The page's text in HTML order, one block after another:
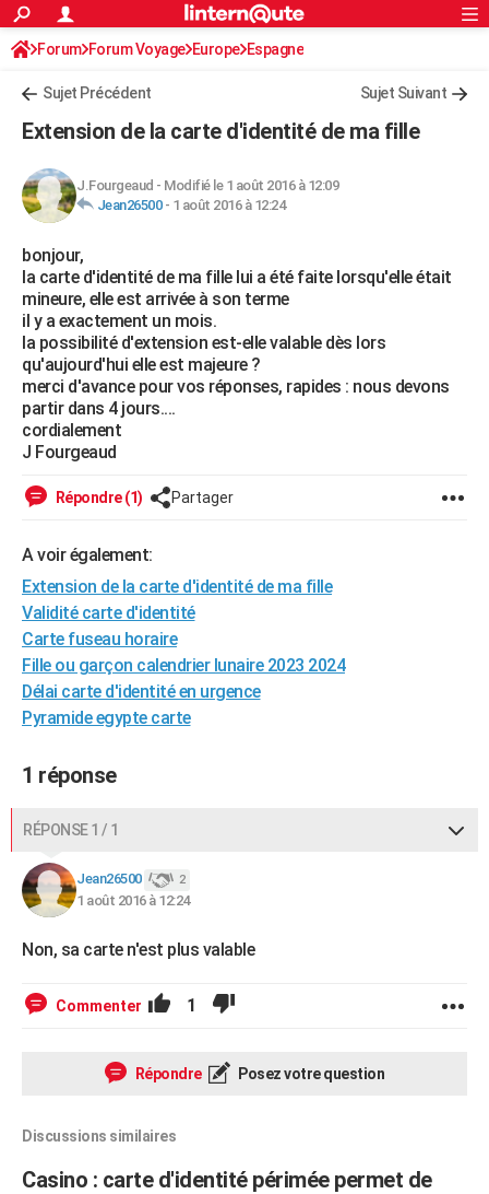
ACTUALITÉS
Politique
Société
Faits Divers
Education
Monde
Villes
+
Retraite
Impôts
Epargne
Immobilier
Risques naturels par ville
Banque
Assurance
Crédit
AUTO
HIGH-TECH
Mobiles
Meilleur smartphone
Internet
Ordinateurs
Jeux vidéo
Guide high-tech
+BRICOLAGE
Forum
Aménagement intérieur
Extérieur
Cuisine
Salle de bains
Jardinage
Rangement
WEEK-END
Guides de France
Escapades
Patrimoine
Expositions
Musées
Week-end nature
LIFESTYLE
Art de vivre
Bien-être
Loisirs
ModeModes de vie
SANTE
Alimentation
Guide de la santé
Maladies
Médicaments
Sommeil
Destinations
City break
Voyage nature
Voyage de noces
Forum
Climat
GUIDES D'ACHAT
BONS PLANS
CARTE DE VOEUX
Carte de Noël
Carte Bonne année
Carte Saint-Valentin
Carte Pâques
Carte d'anniversaire
DICTIONNAIRE
Dictionnaire
Biographies
Citations
Expressions
Proverbes
COPAINS D'AVANT
S'inscrire
Se connecter
Lycées
Collèges
Primaires
Universités
Entreprises
Service militaire
Avis de recherche
AVIS DE DÉCÈS
FORUM
Bricolage
Lifestyle
Culture
Sport
Auto
Television
Voyage
Cinema
S'inscrire
Connexion
Forum Forum Voyage Europe Espagne
Sujet Précédent Sujet Suivant
Extension de la carte d'identité de ma fille
J.Fourgeaud - Modifié le 1 août 2016 à 12:09
Jean26500- 1 août 2016 à 12:24
bonjour,
la carte d'identité de ma fille lui a été faite lorsqu'elle était
mineure, elle est arrivée à son terme
il y a exactement un mois.
la possibilité d'extension est-elle valable dès lors
qu'aujourd'hui elle est majeure ?
merci d'avance pour vos réponses, rapides : nous devons
partir dans 4 jours....
cordialement
J Fourgeaud
Répondre (1) Partager
A voir également:
Extension de la carte d'identité de ma fille
Validité carte d'identité
Carte fuseau horaire
Fille ou garçon calendrier lunaire 2023 2024
Délai carte d'identité en urgence
Pyramide egypte carte
1 réponse
RÉPONSE 1 / 1
Jean26500 2
1 août 2016 à 12:24
Non, sa carte n'est plus valable
Commenter 1
Répondre Posez votre question
Discussions similaires
Casino : carte d'identité périmée permet de